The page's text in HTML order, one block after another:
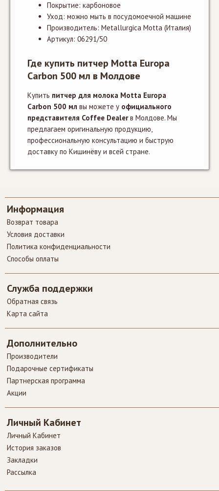
Покрытие: карбоновое
Уход: можно мыть в посудомоечной машине
Производитель: Metallurgica Motta (Италия)
Артикул: 06291/50
Где купить питчер Motta Europa
Carbon 500 мл в Молдове
Купить питчер для молока Motta Europa
Carbon 500 мл вы можете у официального
представителя Coffee Dealerв Молдове. Мы
предлагаем оригинальную продукцию,
профессиональную консультацию и быструю
доставку по Кишинёву и всей стране.
Информация
Возврат товара
Условия доставки
Политика конфиденциальности
Способы оплаты
Служба поддержки
Обратная связь
Карта сайта
Дополнительно
Производители
Подарочные сертификаты
Партнерская программа
Акции
Личный Кабинет
Личный Кабинет
История заказов
Закладки
Рассылка